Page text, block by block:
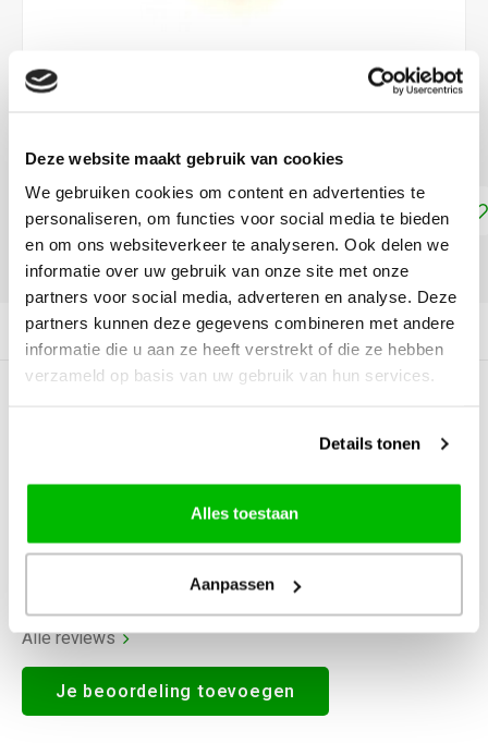
Deze website maakt gebruik van cookies
We gebruiken cookies om content en advertenties te
personaliseren, om functies voor social media te bieden
en om ons websiteverkeer te analyseren. Ook delen we
informatie over uw gebruik van onze site met onze
partners voor social media, adverteren en analyse. Deze
partners kunnen deze gegevens combineren met andere
informatie die u aan ze heeft verstrekt of die ze hebben
verzameld op basis van uw gebruik van hun services.
Details tonen
Alles toestaan
Aanpassen
DIRECT LEVERBAAR
Toevoegen aan winkelwagen
DELEN:
Productomschrijving
Alle reviews
Je beoordeling toevoegen